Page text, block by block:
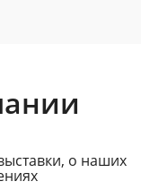
о наших